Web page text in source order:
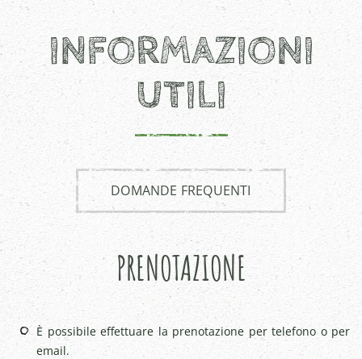
INFORMAZIONI
UTILI
DOMANDE FREQUENTI
PRENOTAZIONE
È possibile effettuare la prenotazione per telefono o per
email.